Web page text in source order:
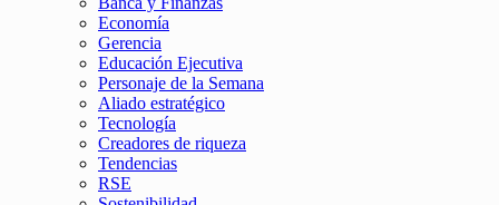
Economía
Gerencia
Educación Ejecutiva
Personaje de la Semana
Aliado estratégico
Tecnología
Creadores de riqueza
Tendencias
RSE